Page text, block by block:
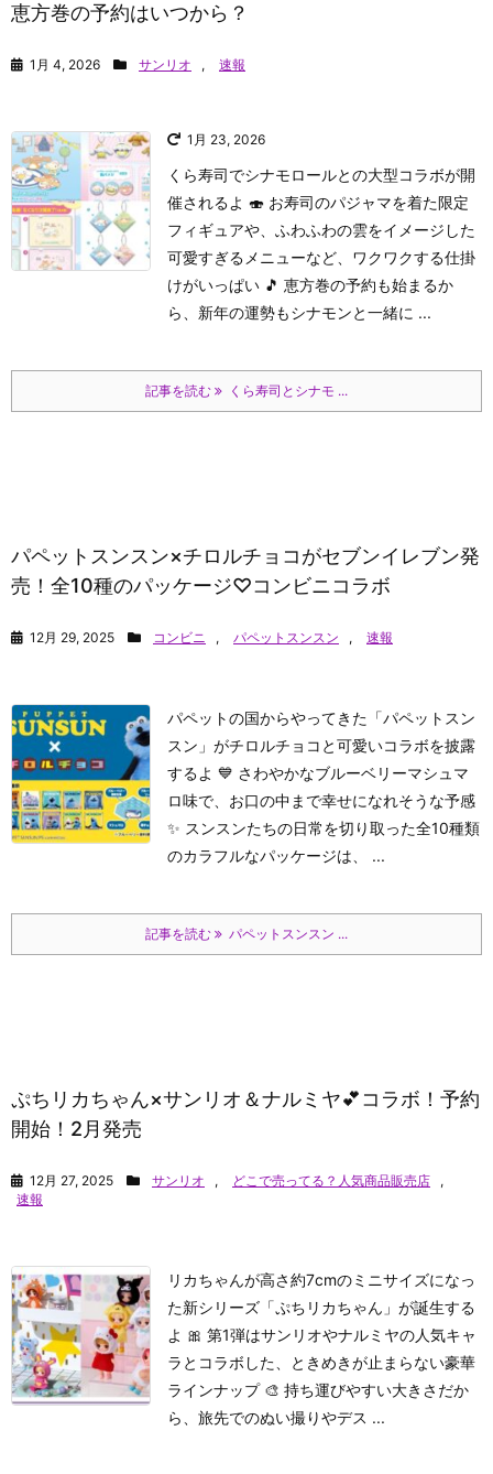
恵方巻の予約はいつから？
1月 4, 2026 サンリオ , 速報
1月 23, 2026
くら寿司でシナモロールとの大型コラボが開
催されるよ 🍣 お寿司のパジャマを着た限定
フィギュアや、ふわふわの雲をイメージした
可愛すぎるメニューなど、ワクワクする仕掛
けがいっぱい 🎵 恵方巻の予約も始まるか
ら、新年の運勢もシナモンと一緒に ...
記事を読む くら寿司とシナモ ...
パペットスンスン×チロルチョコがセブンイレブン発
売！全10種のパッケージ♡コンビニコラボ
12月 29, 2025 コンビニ , パペットスンスン , 速報
パペットの国からやってきた「パペットスン
スン」がチロルチョコと可愛いコラボを披露
するよ 💙 さわやかなブルーベリーマシュマ
ロ味で、お口の中まで幸せになれそうな予感
✨ スンスンたちの日常を切り取った全10種類
のカラフルなパッケージは、 ...
記事を読む パペットスンスン ...
ぷちリカちゃん×サンリオ＆ナルミヤ💕コラボ！予約
開始！2月発売
12月 27, 2025 サンリオ , どこで売ってる？人気商品販売店
,
速報
リカちゃんが高さ約7cmのミニサイズになっ
た新シリーズ「ぷちリカちゃん」が誕生する
よ 🎀 第1弾はサンリオやナルミヤの人気キャ
ラとコラボした、ときめきが止まらない豪華
ラインナップ 🎨 持ち運びやすい大きさだか
ら、旅先でのぬい撮りやデス ...